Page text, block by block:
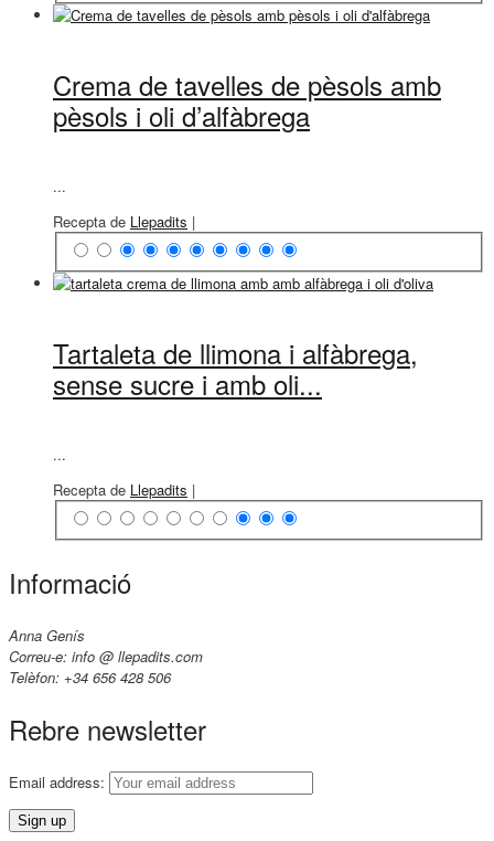
Crema de tavelles de pèsols amb
pèsols i oli d’alfàbrega
...
Recepta de Llepadits |
Tartaleta de llimona i alfàbrega,
sense sucre i amb oli...
...
Recepta de Llepadits |
Informació
Anna Genís
Correu-e: info @ llepadits.com
Telèfon: +34 656 428 506
Rebre newsletter
Email address: